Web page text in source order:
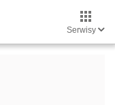
Serwisy